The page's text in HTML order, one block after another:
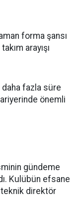
forma şansı
arayışı
fazla süre
önemli
gündeme
Kulübün efsane
teknik direktör